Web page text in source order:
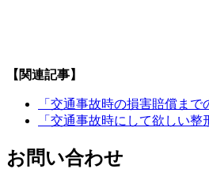
【関連記事】
「交通事故時の損害賠償まで
「交通事故時にして欲しい整
お問い合わせ